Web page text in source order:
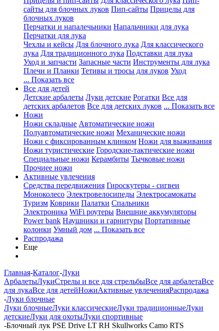
сайты для блочных луков Пип-сайты Прицелы для
блочных луков
Перчатки и напалечьники Напальчники для лука
Перчатки для лука
Чехлы и кейсы Для блочного лука Для классического
лука Для традиционного лука Подставки для лука
Уход и запчасти Запасные части Инструменты для лука
Плечи и Планки Тетивы и тросы для луков Уход
... Показать все
Все для детей
Детские арбалеты Луки детские Рогатки Все для
детских арбалетов Все для детских луков ... Показать все
Ножи
Ножи складные Автоматические ножи
Полуавтоматические ножи Механические ножи
Ножи с фиксированным клинком Ножи для выживания
Ножи туристические Городские-тактические ножи
Специальные ножи Керамбиты Тычковые ножи
Прочиее ножи
Активные увлечения
Средства передвижения Гироскутеры - сигвеи
Моноколесо Электровелосипеды Электросамокаты
Туризм Коврики Палатки Спальники
Электроника WiFi роутеры Внешние аккумуляторы
Power bank Наушники и гарнитуры Портативные
колонки Умный дом ... Показать все
Распродажа
Еще
Главная-Каталог-Луки
АрбалетыЛукиСтрелы и все для стрельбыВсе для арбалетаВсе
для лукаВсе для детейНожиАктивные увлеченияРаспродажа
-Луки блочные
Луки блочныеЛуки классическиеЛуки традиционныеЛуки
детскиеЛуки для охотыЛуки спортивные
-Блочный лук PSE Drive LT RH Skullworks Camo RTS